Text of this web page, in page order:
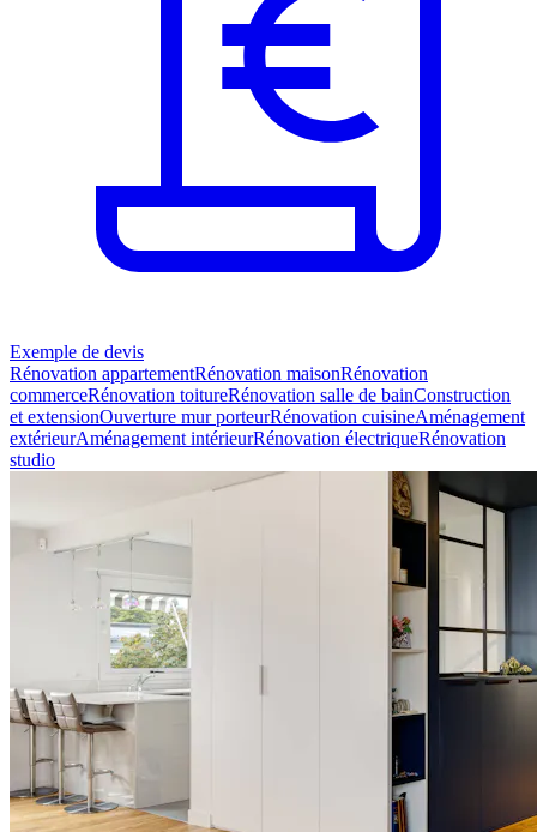
Exemple de devis
Rénovation appartementRénovation maisonRénovation
commerceRénovation toitureRénovation salle de bainConstruction
et extensionOuverture mur porteurRénovation cuisineAménagement
extérieurAménagement intérieurRénovation électriqueRénovation
studio